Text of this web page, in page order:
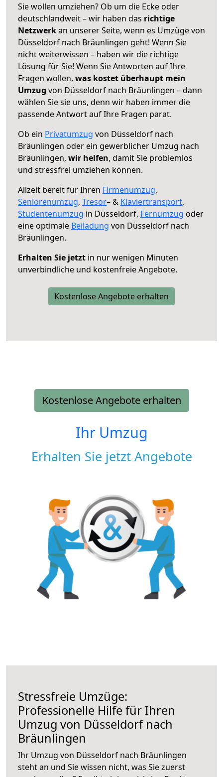
Sie wollen umziehen? Ob um die Ecke oder
deutschlandweit – wir haben das richtige
Netzwerkan unserer Seite, wenn es Umzüge von
Düsseldorf nach Bräunlingen geht! Wenn Sie
nicht weiterwissen – haben wir die richtige
Lösung für Sie! Wenn Sie Antworten auf Ihre
Fragen wollen, was kostet überhaupt mein
Umzug von Düsseldorf nach Bräunlingen – dann
wählen Sie sie uns, denn wir haben immer die
passende Antwort auf Ihre Fragen parat.
Ob ein Privatumzug von Düsseldorf nach
Bräunlingen oder ein gewerblicher Umzug nach
Bräunlingen, wir helfen, damit Sie problemlos
und stressfrei umziehen können.
Allzeit bereit für Ihren Firmenumzug,
Seniorenumzug, Tresor– & Klaviertransport,
Studentenumzug in Düsseldorf, Fernumzug oder
eine optimale Beiladung von Düsseldorf nach
Bräunlingen.
Erhalten Sie jetzt in nur wenigen Minuten
unverbindliche und kostenfreie Angebote.
Kostenlose Angebote erhalten
Kostenlose Angebote erhalten
Ihr Umzug
Erhalten Sie jetzt Angebote
Stressfreie Umzüge:
Professionelle Hilfe für Ihren
Umzug von Düsseldorf nach
Bräunlingen
Ihr Umzug von Düsseldorf nach Bräunlingen
steht an und Sie wissen nicht, was Sie zuerst